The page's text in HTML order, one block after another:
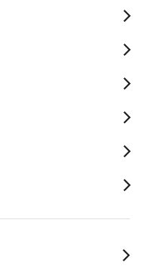
ポー
合わせ
トロー
プを強
品に加えて
選択が可能～